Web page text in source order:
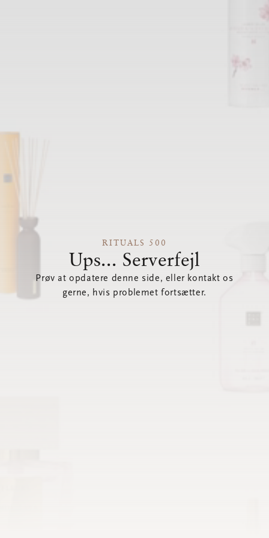
RITUALS 500
Ups... Serverfejl
Prøv at opdatere denne side, eller kontakt os
gerne, hvis problemet fortsætter.